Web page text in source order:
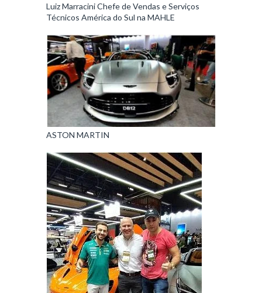
Luiz Marracini Chefe de Vendas e Serviços
Técnicos América do Sul na MAHLE
ASTON MARTIN